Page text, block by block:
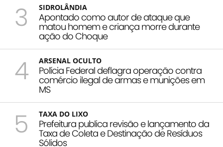
3 SIDROLÂNDIA
Apontado como autor de ataque que
matou homem e criança morre durante
ação do Choque
4 ARSENAL OCULTO
Polícia Federal deflagra operação contra
comércio ilegal de armas e munições em
MS
5 TAXA DO LIXO
Prefeitura publica revisão e lançamento da
Taxa de Coleta e Destinação de Resíduos
Sólidos